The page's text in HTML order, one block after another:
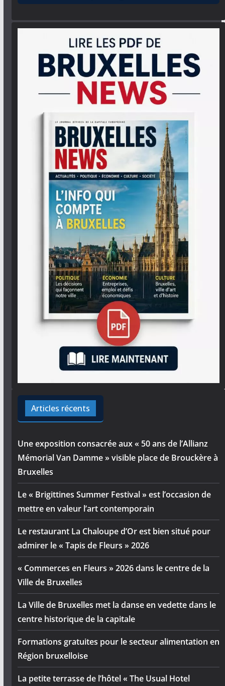
Articles récents
Une exposition consacrée aux « 50 ans de l’Allianz
Mémorial Van Damme » visible place de Brouckère à
Bruxelles
Le « Brigittines Summer Festival » est l’occasion de
mettre en valeur l’art contemporain
Le restaurant La Chaloupe d’Or est bien situé pour
admirer le « Tapis de Fleurs » 2026
« Commerces en Fleurs » 2026 dans le centre de la
Ville de Bruxelles
La Ville de Bruxelles met la danse en vedette dans le
centre historique de la capitale
Formations gratuites pour le secteur alimentation en
Région bruxelloise
La petite terrasse de l’hôtel « The Usual Hotel